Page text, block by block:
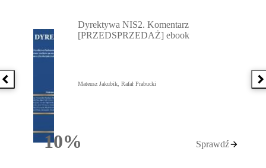
Poprzednia książka
10%Rabatu
Dyrektywa NIS2. Komentarz
[PRZEDSPRZEDAŻ] ebook
Mateusz Jakubik, Rafał Prabucki
Sprawdź